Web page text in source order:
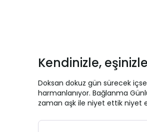
Kendinizle,
Doksan dokuz gün sürecek
harmanlanıyor. Bağlanma
zaman aşk ile niyet ettik niyet